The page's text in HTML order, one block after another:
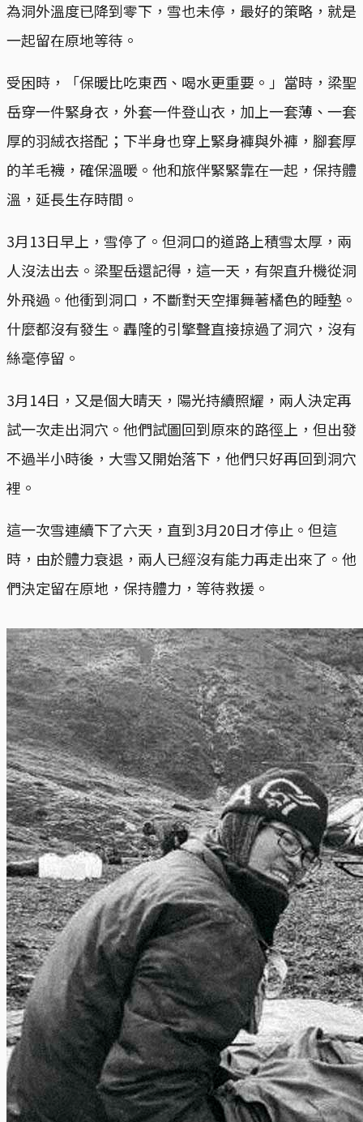
為洞外溫度已降到零下，雪也未停，最好的策略，就是
一起留在原地等待。
受困時，「保暖比吃東西、喝水更重要。」當時，梁聖
岳穿一件緊身衣，外套一件登山衣，加上一套薄、一套
厚的羽絨衣搭配；下半身也穿上緊身褲與外褲，腳套厚
的羊毛襪，確保溫暖。他和旅伴緊緊靠在一起，保持體
溫，延長生存時間。
3月13日早上，雪停了。但洞口的道路上積雪太厚，兩
人沒法出去。梁聖岳還記得，這一天，有架直升機從洞
外飛過。他衝到洞口，不斷對天空揮舞著橘色的睡墊。
什麼都沒有發生。轟隆的引擎聲直接掠過了洞穴，沒有
絲毫停留。
3月14日，又是個大晴天，陽光持續照耀，兩人決定再
試一次走出洞穴。他們試圖回到原來的路徑上，但出發
不過半小時後，大雪又開始落下，他們只好再回到洞穴
裡。
這一次雪連續下了六天，直到3月20日才停止。但這
時，由於體力衰退，兩人已經沒有能力再走出來了。他
們決定留在原地，保持體力，等待救援。